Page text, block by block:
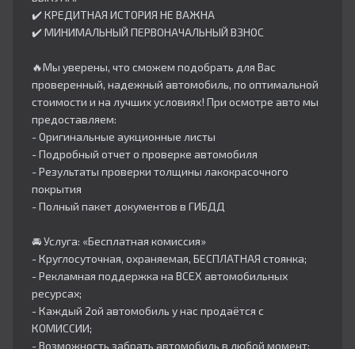
✔️ КРЕДИТНАЯ ИСТОРИЯ НЕ ВАЖНА
✔️ МИНИМАЛЬНЫЙ ПЕРВОНАЧАЛЬНЫЙ ВЗНОС
🔥Мы уверены, что сможем подобрать для Вас
проверенный, надежный автомобиль, по оптимальной
стоимости и на лучших условиях! При осмотре авто мы
предоставляем:
- Оригинальные аукционные листы
- Подробный отчет о проверке автомобиля
- Результаты проверки толщины лакокрасочного
покрытия
- Полный пакет документов в ГИБДД
🚘 Услуга: «Бесплатная комиссия»
- Круглосуточная, охраняемая, БЕСПЛАТНАЯ стоянка;
- Рекламная поддержка на ВСЕХ автомобильных
ресурсах;
- Каждый 2ой автомобиль у нас продаётся с
КОМИССИИ;
- Возможность забрать автомобиль в любой момент;